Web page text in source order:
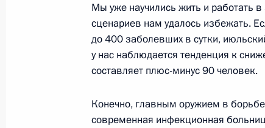
Встреча с губернатором
Ведерниковым
11 сентября 2021 года, 21:20 Псковская
Встреча с мэром Москвы
Мы уже научились жить и работать
сценариев нам удалось избежать.
до 400 заболевших в сутки,
у нас наблюдается тенденция к
составляет плюс-минус 90 человек.
Конечно, главным оружием в
современная инфекционная